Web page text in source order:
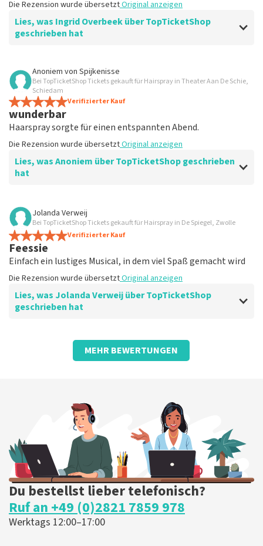
Die Rezension wurde übersetztOriginal anzeigen
Lies, was Ingrid Overbeek über TopTicketShop
geschrieben hat
Bewertung von Ingrid Overbeek über
gut
gut
Die Rezension wurde übersetzt
Anoniem von Spijkenisse
Bei TopTicketShop Tickets gekauft für Hairspray in Theater Aan De Schie,
Schiedam
Verifizierter Kauf
wunderbar
Haarspray sorgte für einen entspannten Abend.
Die Rezension wurde übersetztOriginal anzeigen
Lies, was Anoniem über TopTicketShop geschrieben
hat
Bewertung von Anoniem über
Zufrieden
Die Rezension wurde übersetzt
Jolanda Verweij
Bei TopTicketShop Tickets gekauft für Hairspray in De Spiegel, Zwolle
Verifizierter Kauf
Feessie
Einfach ein lustiges Musical, in dem viel Spaß gemacht wird
Die Rezension wurde übersetztOriginal anzeigen
Lies, was Jolanda Verweij über TopTicketShop
geschrieben hat
Bewertung von Jolanda Verweij überTopTicketShop
MEHR BEWERTUNGEN
Du bestellst lieber telefonisch?
Ruf an +49 (0)2821 7859 978
Werktags 12:00–17:00